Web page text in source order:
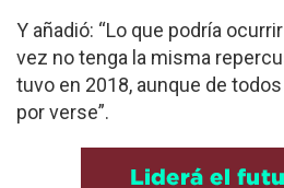
Y añadió: “Lo que podría
vez no tenga la misma
tuvo en 2018, aunque de
por verse”.